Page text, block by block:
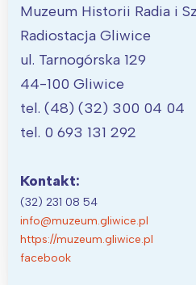
Muzeum Historii Radia i
Radiostacja Gliwice
ul. Tarnogórska 129
44-100 Gliwice
tel. (48) (32) 300 04 04
tel. 0 693 131 292
Kontakt:
(32) 231 08 54
info@muzeum.gliwice.pl
https://muzeum.gliwice.pl
facebook